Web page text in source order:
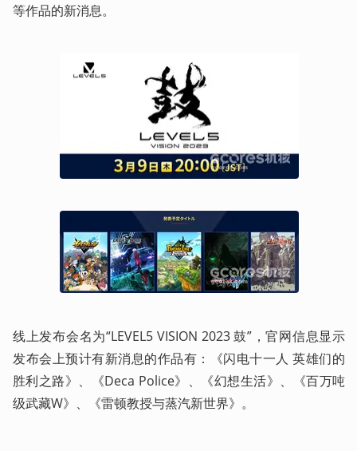
等作品的新消息。
线上发布会名为“LEVEL5 VISION 2023 鼓”，官网信息显示
发布会上预计有新消息的作品有：《闪电十一人 英雄们的
胜利之路》、《Deca Police》、《幻想生活》、《百万吨
级武藏W》、《雷顿教授与蒸汽新世界》。